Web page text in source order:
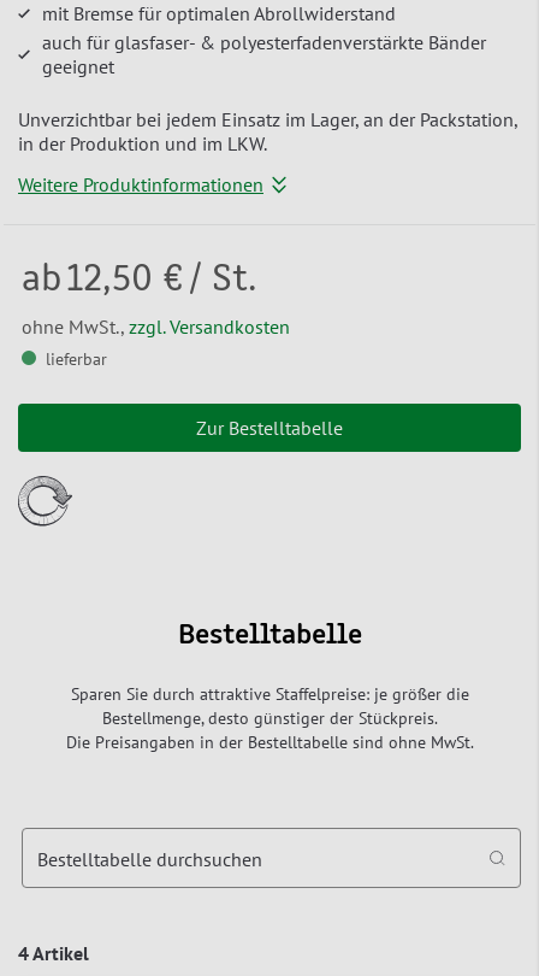
mit Bremse für optimalen Abrollwiderstand
auch für glasfaser- & polyesterfadenverstärkte Bänder
geeignet
Unverzichtbar bei jedem Einsatz im Lager, an der Packstation,
in der Produktion und im LKW.
Weitere Produktinformationen
ab12,50 € / St.
ohne MwSt., zzgl. Versandkosten
lieferbar
Zur Bestelltabelle
Bestelltabelle
Sparen Sie durch attraktive Staffelpreise: je größer die
Bestellmenge, desto günstiger der Stückpreis.
Die Preisangaben in der Bestelltabelle sind ohne MwSt.
4 Artikel
Bestelltabelle durchsuchen